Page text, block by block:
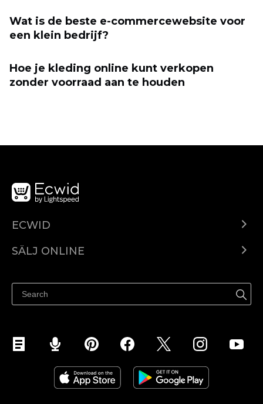
Wat is de beste e-commercewebsite voor
een klein bedrijf?
Hoe je kleding online kunt verkopen
zonder voorraad aan te houden
ECWID
Pris
SÄLJ ONLINE
Sälj på Facebook
Sälj på Instagram